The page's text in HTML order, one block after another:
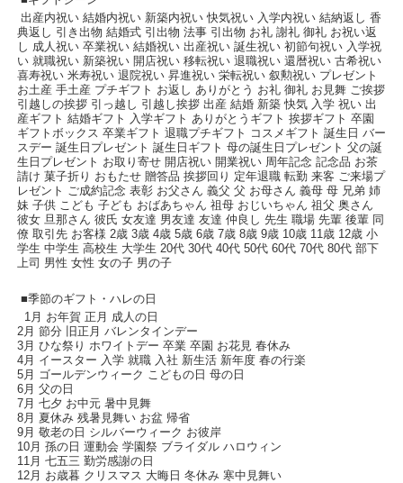
出産内祝い 結婚内祝い 新築内祝い 快気祝い 入学内祝い 結納返し 香
典返し 引き出物 結婚式 引出物 法事 引出物 お礼 謝礼 御礼 お祝い返
し 成人祝い 卒業祝い 結婚祝い 出産祝い 誕生祝い 初節句祝い 入学祝
い 就職祝い 新築祝い 開店祝い 移転祝い 退職祝い 還暦祝い 古希祝い
喜寿祝い 米寿祝い 退院祝い 昇進祝い 栄転祝い 叙勲祝い プレゼント
お土産 手土産 プチギフト お返し ありがとう お礼 御礼 お見舞 ご挨拶
引越しの挨拶 引っ越し 引越し挨拶 出産 結婚 新築 快気 入学 祝い 出
産ギフト 結婚ギフト 入学ギフト ありがとうギフト 挨拶ギフト 卒園
ギフトボックス 卒業ギフト 退職プチギフト コスメギフト 誕生日 バー
スデー 誕生日プレゼント 誕生日ギフト 母の誕生日プレゼント 父の誕
生日プレゼント お取り寄せ 開店祝い 開業祝い 周年記念 記念品 お茶
請け 菓子折り おもたせ 贈答品 挨拶回り 定年退職 転勤 来客 ご来場プ
レゼント ご成約記念 表彰 お父さん 義父 父 お母さん 義母 母 兄弟 姉
妹 子供 こども 子ども おばあちゃん 祖母 おじいちゃん 祖父 奥さん
彼女 旦那さん 彼氏 女友達 男友達 友達 仲良し 先生 職場 先輩 後輩 同
僚 取引先 お客様 2歳 3歳 4歳 5歳 6歳 7歳 8歳 9歳 10歳 11歳 12歳 小
学生 中学生 高校生 大学生 20代 30代 40代 50代 60代 70代 80代 部下
上司 男性 女性 女の子 男の子
■季節のギフト・ハレの日
1月 お年賀 正月 成人の日
2月 節分 旧正月 バレンタインデー
3月 ひな祭り ホワイトデー 卒業 卒園 お花見 春休み
4月 イースター 入学 就職 入社 新生活 新年度 春の行楽
5月 ゴールデンウィーク こどもの日 母の日
6月 父の日
7月 七夕 お中元 暑中見舞
8月 夏休み 残暑見舞い お盆 帰省
9月 敬老の日 シルバーウィーク お彼岸
10月 孫の日 運動会 学園祭 ブライダル ハロウィン
11月 七五三 勤労感謝の日
12月 お歳暮 クリスマス 大晦日 冬休み 寒中見舞い